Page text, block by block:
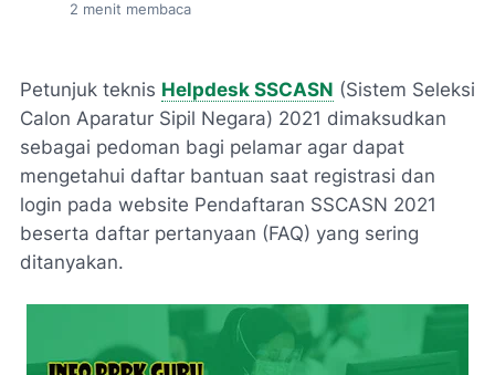
2 menit membaca
Petunjuk teknis Helpdesk SSCASN (Sistem Seleksi
Calon Aparatur Sipil Negara) 2021 dimaksudkan
sebagai pedoman bagi pelamar agar dapat
mengetahui daftar bantuan saat registrasi dan
login pada website Pendaftaran SSCASN 2021
beserta daftar pertanyaan (FAQ) yang sering
ditanyakan.